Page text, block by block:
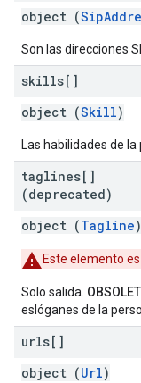
object (
Son las direcciones
skills[]
object (Skill)
Las habilidades de la
taglines[]
(deprecated)
object (Tagline)
Este elemento
Solo salida.
eslóganes de la
urls[]
object (Url)